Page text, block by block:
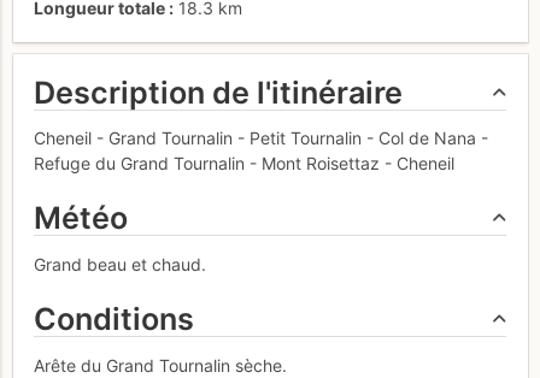
Longueur totale
18.3 km
Description de l'itinéraire
Cheneil - Grand Tournalin - Petit Tournalin - Col de Nana -
Refuge du Grand Tournalin - Mont Roisettaz - Cheneil
Météo
Grand beau et chaud.
Conditions
Arête du Grand Tournalin sèche.